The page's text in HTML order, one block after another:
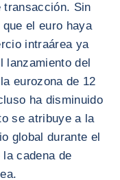
Sin
el euro haya
intraárea ya
lanzamiento del
eurozona de 12
ha disminuido
se atribuye a la
global durante el
cadena de